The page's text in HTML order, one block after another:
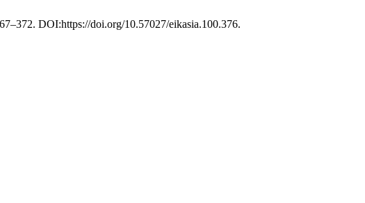
DOI:https://doi.org/10.57027/eikasia.100.376.